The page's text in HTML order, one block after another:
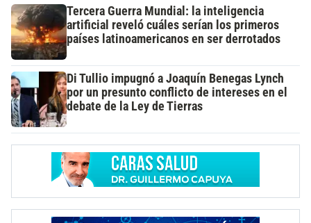
Tercera Guerra Mundial: la inteligencia
artificial reveló cuáles serían los primeros
países latinoamericanos en ser derrotados
Di Tullio impugnó a Joaquín Benegas Lynch
por un presunto conflicto de intereses en el
debate de la Ley de Tierras